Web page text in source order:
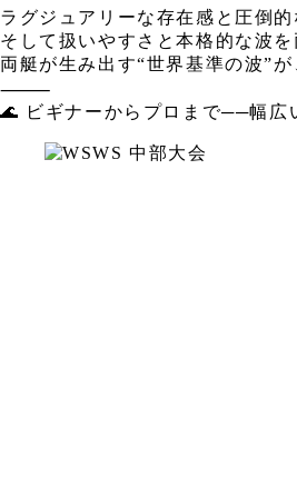
ラグジュアリーな存在感と圧倒
そして扱いやすさと本格的な波を
両艇が生み出す“世界基準の波”
⸻
🌊 ビギナーからプロまで──幅広